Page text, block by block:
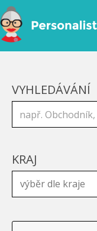
VYHLEDÁVÁNÍ
KRAJ